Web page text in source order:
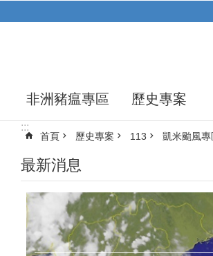
非洲豬瘟專區 歷史專案
:::
首頁 歷史專案 113 凱米颱風專
最新消息